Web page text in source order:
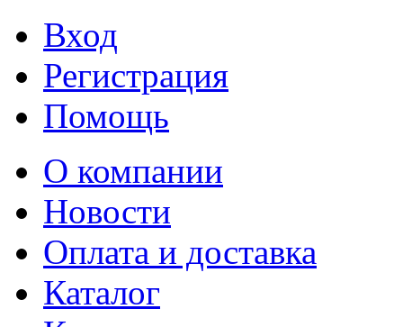
Вход
Регистрация
Помощь
О компании
Новости
Оплата и доставка
Каталог